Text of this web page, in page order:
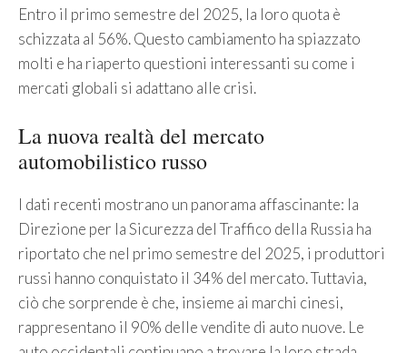
Entro il primo semestre del 2025, la loro quota è
schizzata al 56%. Questo cambiamento ha spiazzato
molti e ha riaperto questioni interessanti su come i
mercati globali si adattano alle crisi.
La nuova realtà del mercato
automobilistico russo
I dati recenti mostrano un panorama affascinante: la
Direzione per la Sicurezza del Traffico della Russia ha
riportato che nel primo semestre del 2025, i produttori
russi hanno conquistato il 34% del mercato. Tuttavia,
ciò che sorprende è che, insieme ai marchi cinesi,
rappresentano il 90% delle vendite di auto nuove. Le